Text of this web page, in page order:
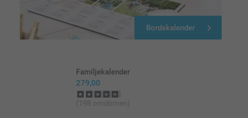
Bordskalender
Familjekalender
279,00
(198 omdömen)